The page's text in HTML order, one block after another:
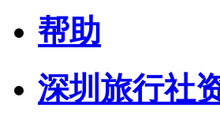
帮助
深圳旅行社